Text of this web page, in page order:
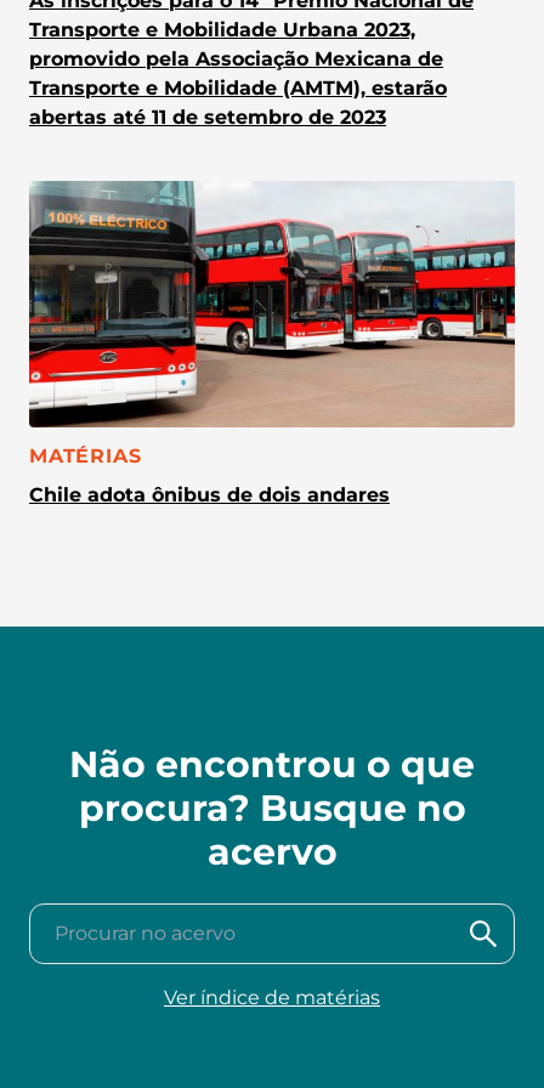
Transporte e Mobilidade Urbana 2023,
promovido pela Associação Mexicana de
Transporte e Mobilidade (AMTM), estarão
abertas até 11 de setembro de 2023
CATEGORIA:
MATÉRIAS
Chile adota ônibus de dois andares
Não encontrou o que
procura? Busque no
acervo
Procurar no acervo
Ver índice de matérias